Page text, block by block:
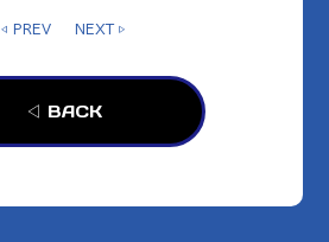
◁ PREV NEXT ▷
◁ BACK